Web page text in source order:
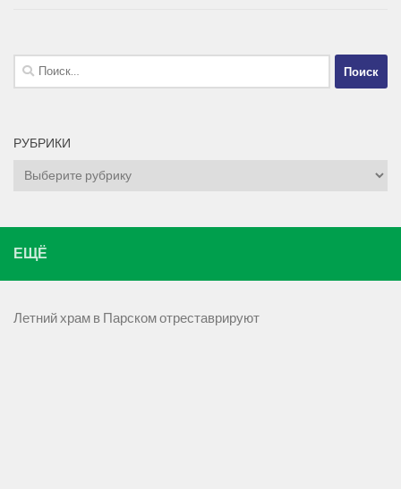
Найти:
РУБРИКИ
Рубрики
ЕЩЁ
Летний храм в Парском отреставрируют